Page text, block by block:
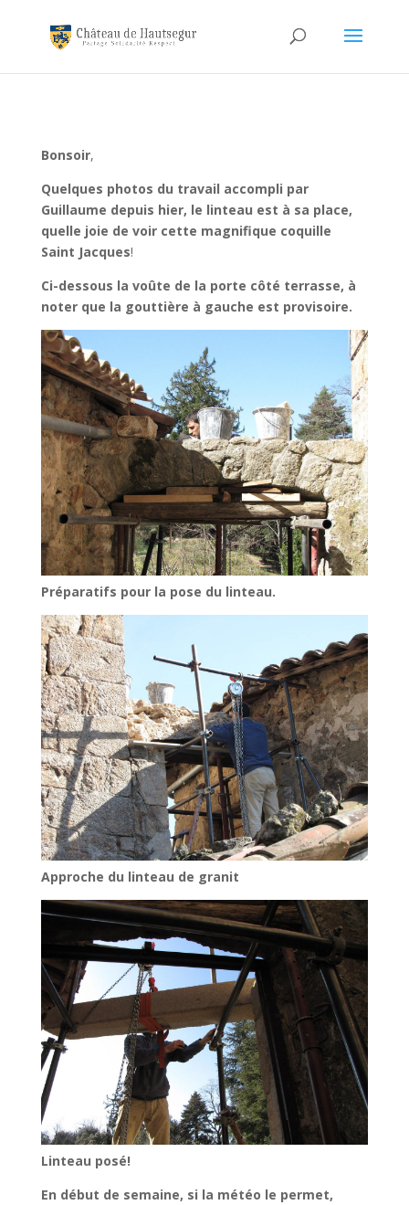
Bonsoir,
Quelques photos du travail accompli par
Guillaume depuis hier, le linteau est à sa place,
quelle joie de voir cette magnifique coquille
Saint Jacques!
Ci-dessous la voûte de la porte côté terrasse, à
noter que la gouttière à gauche est provisoire.
Préparatifs pour la pose du linteau.
Approche du linteau de granit
Linteau posé!
En début de semaine, si la météo le permet,